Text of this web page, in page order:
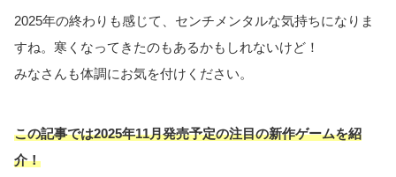
2025年の終わりも感じて、センチメンタルな気持ちになりま
すね。寒くなってきたのもあるかもしれないけど！
みなさんも体調にお気を付けください。
この記事では2025年11月発売予定の注目の新作ゲームを紹
介！